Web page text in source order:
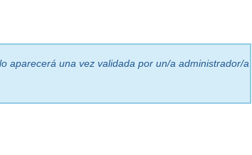
aparecerá una vez validada por un/a administrador/a